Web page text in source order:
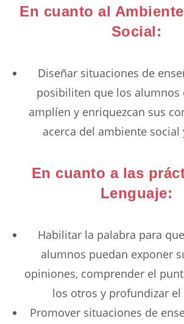
En cuanto al
Social:
Diseñar situaciones de
posibiliten que los alumnos
amplíen y enriquezcan sus
acerca del ambiente social
En cuanto a las
Lenguaje:
Habilitar la palabra para
alumnos puedan exponer
opiniones, comprender el
los otros y profundizar
Promover situaciones de